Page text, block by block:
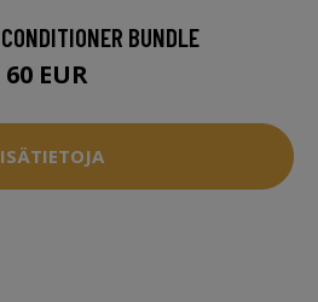
BUNDLE
60 EUR